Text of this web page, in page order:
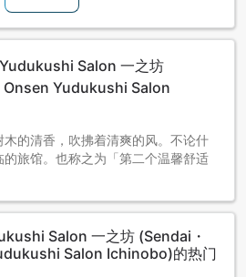
Salon 一之坊
Yudukushi Salon
的清香，吹拂着清爽的风。不论什
旅馆。也称之为「第二个温馨舒适
Salon 一之坊 (Sendai・
Salon Ichinobo)的热门